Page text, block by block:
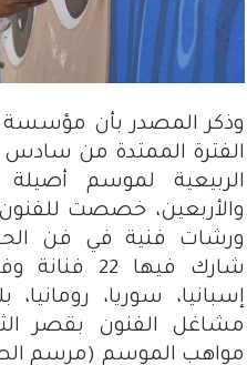
وذكر المصدر بأن
الربيعية لموسم
والأربعين، خصصت
ورشات فنية في فن الحفر
شارك فيها
إسبانيا، سوريا،
مشاغل الفنون بقصر
مواهب الموسم (مرسم